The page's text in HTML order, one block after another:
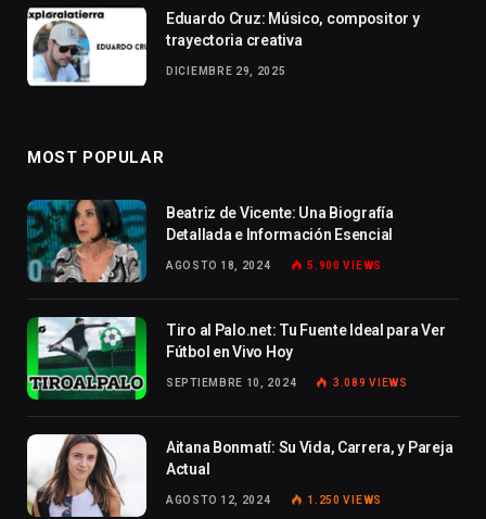
Eduardo Cruz: Músico, compositor y
trayectoria creativa
DICIEMBRE 29, 2025
MOST POPULAR
Beatriz de Vicente: Una Biografía
Detallada e Información Esencial
AGOSTO 18, 2024 5.900VIEWS
Tiro al Palo.net: Tu Fuente Ideal para Ver
Fútbol en Vivo Hoy
SEPTIEMBRE 10, 2024 3.089VIEWS
Aitana Bonmatí: Su Vida, Carrera, y Pareja
Actual
AGOSTO 12, 2024 1.250VIEWS